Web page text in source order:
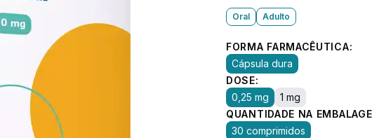
Oral Adulto
FORMA FARMACÊUTICA:
Cápsula dura
DOSE:
0,25 mg
1 mg
QUANTIDADE NA
30 comprimidos